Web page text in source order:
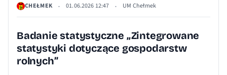
CHEŁMEK • 01.06.2026 12:47 • UM Chełmek
Badanie statystyczne „Zintegrowane
statystyki dotyczące gospodarstw
rolnych”